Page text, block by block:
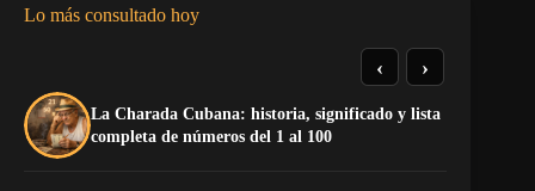
Lo más consultado hoy
La Charada Cubana: historia, significado y lista
completa de números del 1 al 100
‹ ›